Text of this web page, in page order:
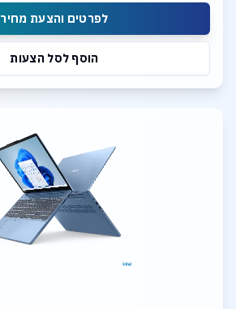
לפרטים והצעת מחיר
הוסף לסל הצעות